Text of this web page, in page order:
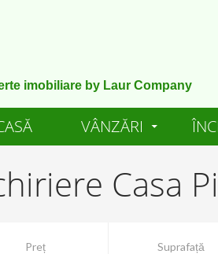
imobiliare by Laur Company
VÂNZĂRI
Casa
Preț Suprafață